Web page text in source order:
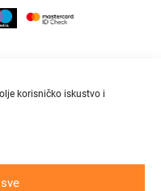
korisničko iskustvo i